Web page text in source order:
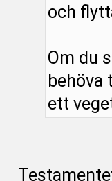
och
Om du
behöva
ett